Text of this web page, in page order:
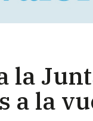
la
a la